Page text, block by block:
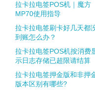
拉卡拉电签POS机｜魔方
MP70使用指导
拉卡拉电签刷卡好几天都
到账怎么办？
拉卡拉电签POS机按消费
示日志存储已超限请结算
拉卡拉电签押金版和非押
版本区别有哪些?